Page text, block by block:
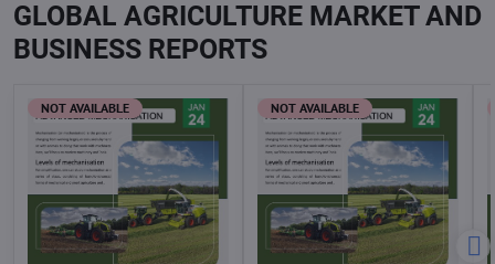
GLOBAL AGRICULTURE MARKET AND
BUSINESS REPORTS
NOT AVAILABLE NOT AVAILABLE